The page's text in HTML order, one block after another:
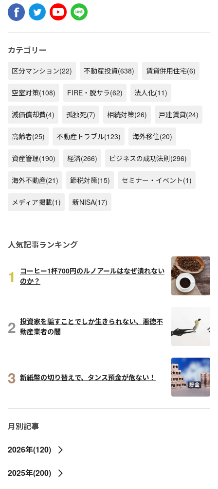
カテゴリー
区分マンション(22) 不動産投資(638) 賃貸併用住宅(6)
空室対策(108) FIRE・脱サラ(62) 法人化(11)
減価償却費(4) 孤独死(7) 相続対策(26) 戸建賃貸(24)
高齢者(25) 不動産トラブル(123) 海外移住(20)
資産管理(190) 経済(266) ビジネスの成功法則(296)
海外不動産(21) 節税対策(15) セミナー・イベント(1)
メディア掲載(1) 新NISA(17)
人気記事ランキング
1
コーヒー1杯700円のルノアールはなぜ潰れない
のか？
2 投資家を騙すことでしか生きられない、悪徳不
動産業者の闇
3 新紙幣の切り替えで、タンス預金が危ない！
月別記事
2026年(120)
2025年(200)